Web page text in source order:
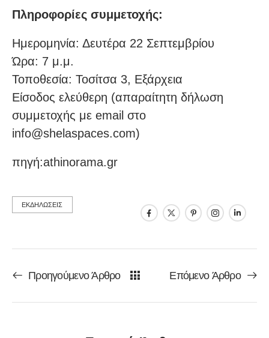
Πληροφορίες συμμετοχής:
Ημερομηνία: Δευτέρα 22 Σεπτεμβρίου
Ώρα: 7 μ.μ.
Τοποθεσία: Τοσίτσα 3, Εξάρχεια
Είσοδος ελεύθερη (απαραίτητη δήλωση
συμμετοχής με email στο
info@shelaspaces.com)
πηγή:athinorama.gr
ΕΚΔΗΛΩΣΕΙΣ
Προηγούμενο Άρθρο Επόμενο Άρθρο